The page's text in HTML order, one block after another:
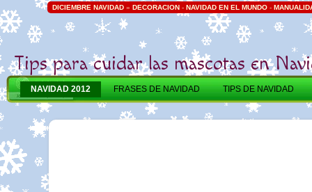
DICIEMBRE NAVIDAD» DECORACION- NAVIDAD EN EL MUNDO-
Tips para cuidar las mascotas en
NAVIDAD 2012 FRASES DE NAVIDAD TIPS DE NAVIDAD